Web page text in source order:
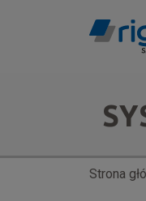
-
Strona